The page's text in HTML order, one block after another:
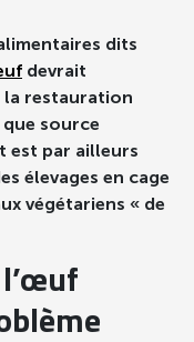
dits
devrait
la restauration
source
est par ailleurs
élevages en cage
végétariens « de
l’œuf